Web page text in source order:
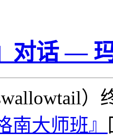
对话 —
）
南大师班』